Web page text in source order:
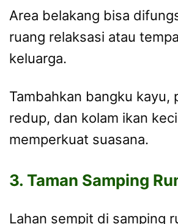
Area belakang bisa
ruang relaksasi atau
keluarga.
Tambahkan bangku kayu,
redup, dan kolam ikan
memperkuat suasana.
3. Taman Samping
Lahan sempit di samping